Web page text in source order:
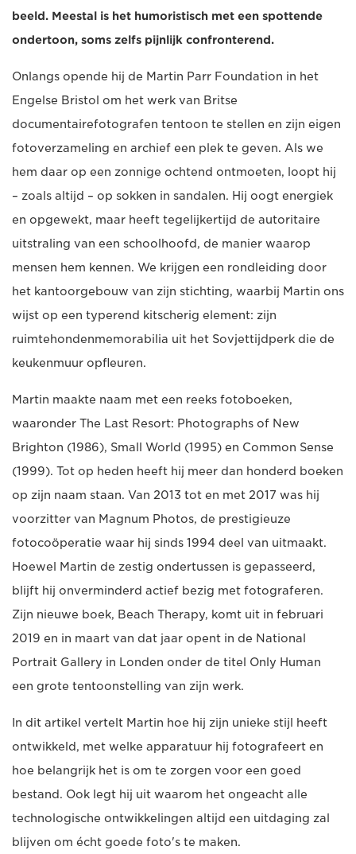
beeld. Meestal is het humoristisch met een spottende
ondertoon, soms zelfs pijnlijk confronterend.
Onlangs opende hij de Martin Parr Foundation in het
Engelse Bristol om het werk van Britse
documentairefotografen tentoon te stellen en zijn eigen
fotoverzameling en archief een plek te geven. Als we
hem daar op een zonnige ochtend ontmoeten, loopt hij
– zoals altijd – op sokken in sandalen. Hij oogt energiek
en opgewekt, maar heeft tegelijkertijd de autoritaire
uitstraling van een schoolhoofd, de manier waarop
mensen hem kennen. We krijgen een rondleiding door
het kantoorgebouw van zijn stichting, waarbij Martin ons
wijst op een typerend kitscherig element: zijn
ruimtehondenmemorabilia uit het Sovjettijdperk die de
keukenmuur opfleuren.
Martin maakte naam met een reeks fotoboeken,
waaronder The Last Resort: Photographs of New
Brighton (1986), Small World (1995) en Common Sense
(1999). Tot op heden heeft hij meer dan honderd boeken
op zijn naam staan. Van 2013 tot en met 2017 was hij
voorzitter van Magnum Photos, de prestigieuze
fotocoöperatie waar hij sinds 1994 deel van uitmaakt.
Hoewel Martin de zestig ondertussen is gepasseerd,
blijft hij onverminderd actief bezig met fotograferen.
Zijn nieuwe boek, Beach Therapy, komt uit in februari
2019 en in maart van dat jaar opent in de National
Portrait Gallery in Londen onder de titel Only Human
een grote tentoonstelling van zijn werk.
In dit artikel vertelt Martin hoe hij zijn unieke stijl heeft
ontwikkeld, met welke apparatuur hij fotografeert en
hoe belangrijk het is om te zorgen voor een goed
bestand. Ook legt hij uit waarom het ongeacht alle
technologische ontwikkelingen altijd een uitdaging zal
blijven om écht goede foto's te maken.